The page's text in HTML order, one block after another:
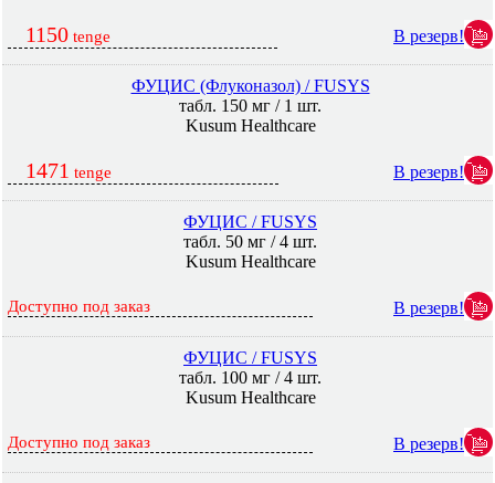
1150 tenge В резерв!
ФУЦИС (Флуконазол) / FUSYS
табл. 150 мг / 1 шт.
Kusum Healthcare
1471 tenge В резерв!
ФУЦИС / FUSYS
табл. 50 мг / 4 шт.
Kusum Healthcare
Доступно под заказ В резерв!
ФУЦИС / FUSYS
табл. 100 мг / 4 шт.
Kusum Healthcare
Доступно под заказ В резерв!